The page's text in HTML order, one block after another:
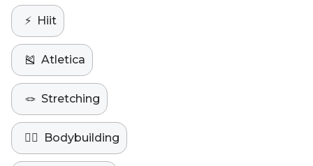
⚡️ Hiit
🎽 Atletica
🪢 Stretching
🏋️‍♀️ Bodybuilding